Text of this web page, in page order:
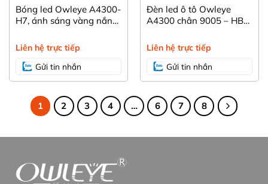
Bóng led Owleye A4300-
H7, ánh sáng vàng nắng
Liên hệ trực tiếp
Gửi tin nhắn
Đèn led ô tô Owleye
A4300 chân 9005 – HB3,
bám đường, hỗ trợ đi
mưa
Liên hệ trực tiếp
Gửi tin nhắn
1 2 3 4 … 6 7 8